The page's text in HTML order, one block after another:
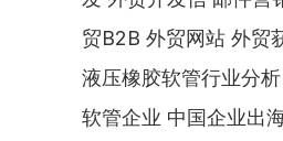
贸B2B 外贸网站 外贸
液压橡胶软管行业分
软管企业 中国企业出